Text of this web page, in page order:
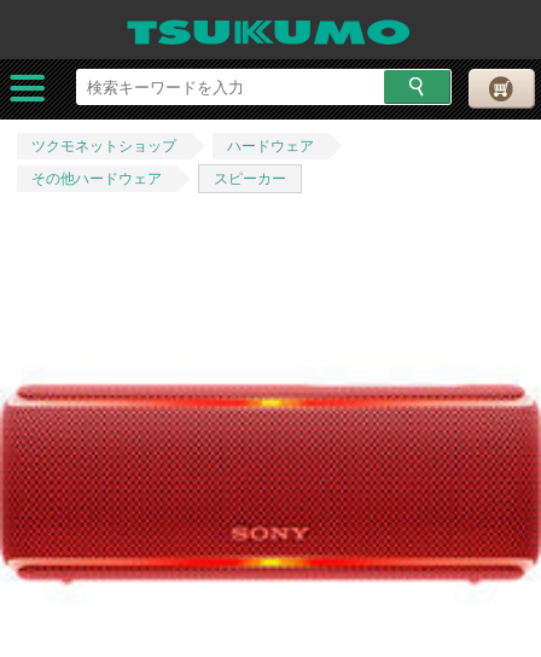
ツクモネットショップ
ハードウェア
その他ハードウェア
スピーカー